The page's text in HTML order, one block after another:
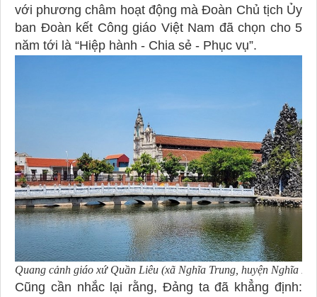
với phương châm hoạt động mà Đoàn Chủ tịch Ủy
ban Đoàn kết Công giáo Việt Nam đã chọn cho 5
năm tới là “Hiệp hành - Chia sẻ - Phục vụ”.
Quang cảnh giáo xứ Quần Liêu (xã Nghĩa Trung, huyện Nghĩa
Cũng cần nhắc lại rằng, Đảng ta đã khẳng định: